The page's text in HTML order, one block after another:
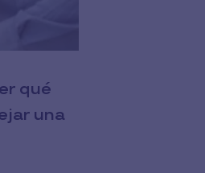
qué
una